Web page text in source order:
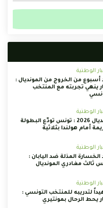
الوطنية
أسبوع من الخروج من المونديال :
ينهي تجربته مع المنتخب
الوطنية
مونديال 2026 : تونس تودّع البطولة
أمام هولندا بثلاثية
الوطنية
الخسارة المذلة ضد اليابان :
ثالث مغادري المونديال
الوطنية
لتدريبه للمنتخب التونسي :
يحط الرحال بمونتيري